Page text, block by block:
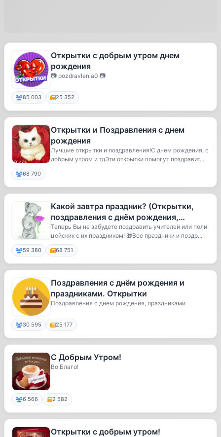
Открытки с добрым утром днем
рождения
📷 pozdravlenia0 📷
85 003 25 352
Открытки и Поздравления с днем
рождения
Лучшие открытки и поздравления!С днем рождения, с
добрым утром и тдЭти открытки помогут поздравит...
68 790
Какой завтра праздник? (Открытки,
поздравления с днём рождения,
свадьбы, доброе утро, признания, с н
Теперь Вы не забудете поздравить учителей или поли
цейских с их праздником! 🎁Все праздники и поздр...
59 380 68 751
Поздравления с днём рождения и
праздниками. Открытки
Поздравления с днем рождения, праздниками
30 595 25 177
С Добрым Утром!
Во Благо!
6 566 2 582
Открытки с добрым утром!